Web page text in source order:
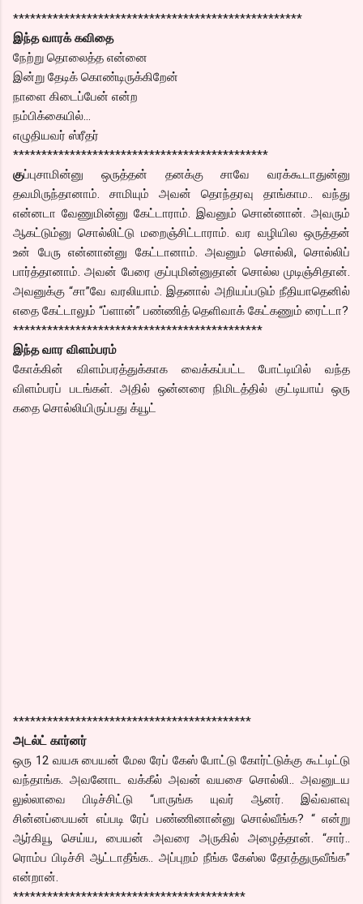
***************************************************
இந்த வாரக் கவிதை
நேற்று தொலைத்த என்னை
இன்று தேடிக் கொண்டிருக்கிறேன்
நாளை கிடைப்பேன் என்ற
நம்பிக்கையில்…
எழுதியவர் ஸ்ரீதர்
*********************************************
குப்புசாமின்னு ஒருத்தன் தனக்கு சாவே வரக்கூடாதுன்னு
தவமிருந்தானாம். சாமியும் அவன் தொந்தரவு தாங்காம.. வந்து
என்னடா வேணுமின்னு கேட்டாராம். இவனும் சொன்னான். அவரும்
ஆகட்டும்னு சொல்லிட்டு மறைஞ்சிட்டாராம். வர வழியில ஒருத்தன்
உன் பேரு என்னான்னு கேட்டானாம். அவனும் சொல்லி, சொல்லிப்
பார்த்தானாம். அவன் பேரை குப்புமின்னுதான் சொல்ல முடிஞ்சிதான்.
அவனுக்கு “சா”வே வரலியாம். இதனால் அறியப்படும் நீதியாதெனில்
எதை கேட்டாலும் “ப்ளான்” பண்ணித் தெளிவாக் கேட்கணும் ரைட்டா?
********************************************
இந்த வார விளம்பரம்
கோக்கின் விளம்பரத்துக்காக வைக்கப்பட்ட போட்டியில் வந்த
விளம்பரப் படங்கள். அதில் ஒன்னரை நிமிடத்தில் குட்டியாய் ஒரு
கதை சொல்லியிருப்பது க்யூட்
******************************************
அடல்ட் கார்னர்
ஒரு 12 வயசு பையன் மேல ரேப் கேஸ் போட்டு கோர்ட்டுக்கு கூட்டிட்டு
வந்தாங்க. அவனோட வக்கீல் அவன் வயசை சொல்லி.. அவனுடய
லுல்லாவை பிடிச்சிட்டு “பாருங்க யுவர் ஆனர். இவ்வளவு
சின்னப்பையன் எப்படி ரேப் பண்ணினான்னு சொல்வீங்க? “ என்று
ஆர்கியூ செய்ய, பையன் அவரை அருகில் அழைத்தான். “சார்..
ரொம்ப பிடிச்சி ஆட்டாதீங்க.. அப்புறம் நீங்க கேஸ்ல தோத்துருவீங்க”
என்றான்.
*****************************************